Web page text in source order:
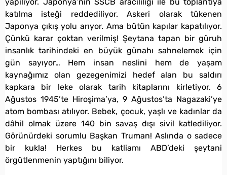
yapılıyor. Japonya’nın SSCB aracılılığı ile bu toplantıya
katılma isteği reddediliyor. Askeri olarak tükenen
Japonya çıkış yolu arıyor. Ama bütün kapılar kapatılıyor.
Çünkü karar çoktan verilmiş! Şeytana tapan bir güruh
insanlık tarihindeki en büyük günahı sahnelemek için
gün sayıyor… Hem insan neslini hem de yaşam
kaynağımız olan gezegenimizi hedef alan bu saldırı
kapkara bir leke olarak tarih kitaplarını kirletiyor. 6
Ağustos 1945’te Hiroşima’ya, 9 Ağustos’ta Nagazaki’ye
atom bombası atılıyor. Bebek, çocuk, yaşlı ve kadınlar da
dâhil olmak üzere 140 bin savaş dışı sivil katlediliyor.
Görünürdeki sorumlu Başkan Truman! Aslında o sadece
bir kukla! Herkes bu katliamı ABD’deki şeytani
örgütlenmenin yaptığını biliyor.